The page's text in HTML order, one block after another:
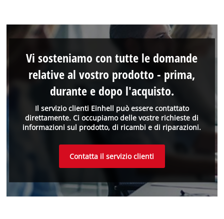
Il servizio clienti Einhell può essere contattato
direttamente. Ci occupiamo delle vostre richieste di
informazioni sul prodotto, di ricambi e di riparazioni.
Vi sosteniamo con tutte le domande
relative al vostro prodotto - prima,
durante e dopo l'acquisto.
Contatta il servizio clienti